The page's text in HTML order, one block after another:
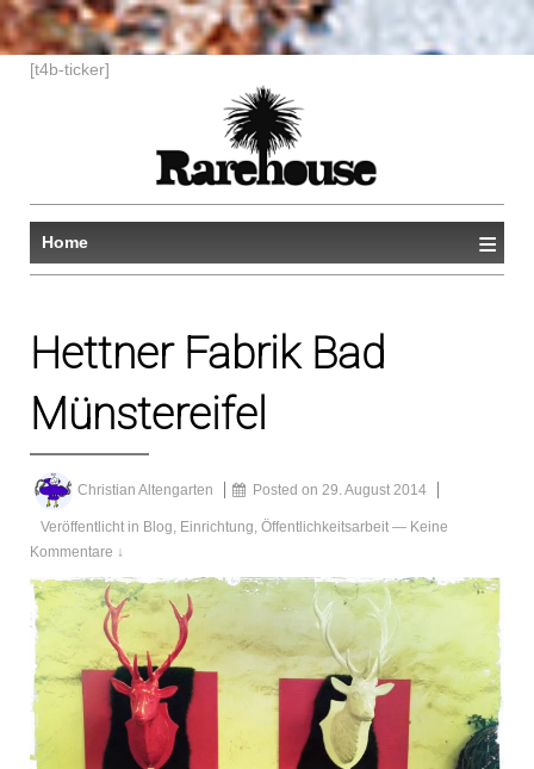
↓[t4b-ticker]
Home ≡
Hettner Fabrik Bad
Münstereifel
Christian Altengarten Posted on 29. August 2014
Veröffentlicht in Blog Einrichtung Öffentlichkeitsarbeit — Keine
Kommentare ↓